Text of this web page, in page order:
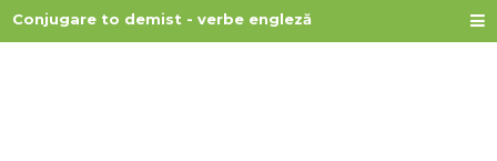
Conjugare to demist - verbe engleză